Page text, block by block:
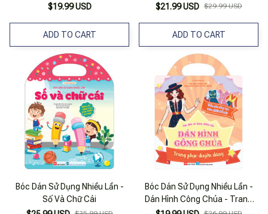
$19.99 USD
ADD TO CART
$21.99 USD $29.99 USD
ADD TO CART
Bóc Dán Sử Dụng Nhiều Lần -
Số Và Chữ Cái
Bóc Dán Sử Dụng Nhiều Lần -
Dán Hình Công Chúa - Trang
Phục Duyên Dáng